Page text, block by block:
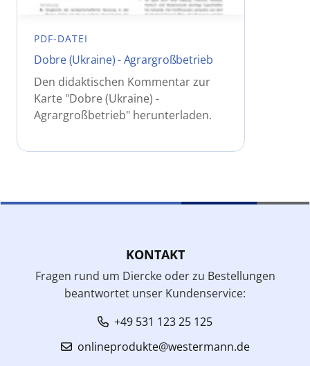
PDF-DATEI
Dobre (Ukraine) - Agrargroßbetrieb
Den didaktischen Kommentar zur
Karte "Dobre (Ukraine) -
Agrargroßbetrieb" herunterladen.
KONTAKT
Fragen rund um Diercke oder zu Bestellungen
beantwortet unser Kundenservice:
+49 531 123 25 125
onlineprodukte@westermann.de